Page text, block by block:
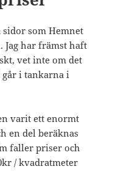
som Hemnet
har främst haft
vet inte om det
i tankarna i
varit ett enormt
en del beräknas
faller priser och
/ kvadratmeter